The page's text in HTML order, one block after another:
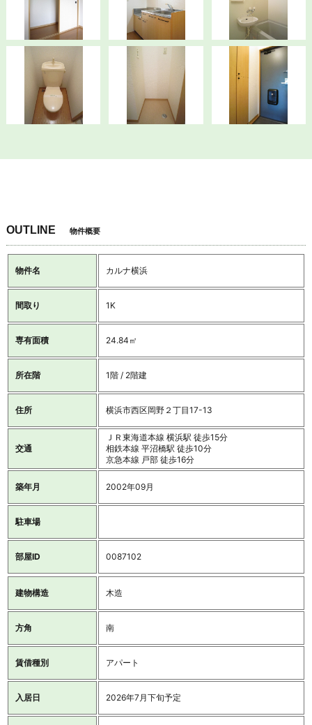
OUTLINE 物件概要
物件名 カルナ横浜
間取り 1K
専有面積 24.84㎡
所在階 1階 / 2階建
住所 横浜市西区岡野２丁目17-13
交通
ＪＲ東海道本線 横浜駅 徒歩15分
相鉄本線 平沼橋駅 徒歩10分
京急本線 戸部 徒歩16分
築年月 2002年09月
駐車場
部屋ID 0087102
建物構造 木造
方角 南
賃借種別 アパート
入居日 2026年7月下旬予定